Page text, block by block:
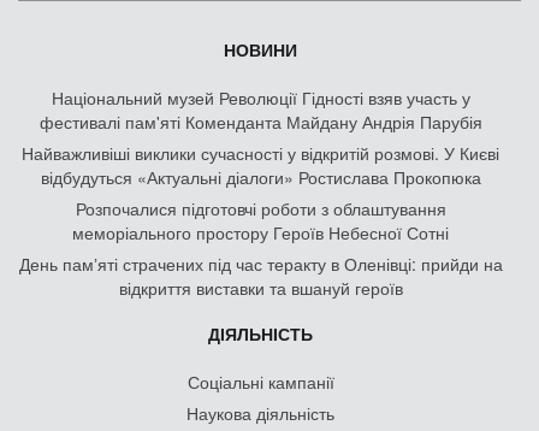
НОВИНИ
Національний музей Революції Гідності взяв участь у
фестивалі пам'яті Коменданта Майдану Андрія Парубія
Найважливіші виклики сучасності у відкритій розмові. У Києві
відбудуться «Актуальні діалоги» Ростислава Прокопюка
Розпочалися підготовчі роботи з облаштування
меморіального простору Героїв Небесної Сотні
День памʼяті страчених під час теракту в Оленівці: прийди на
відкриття виставки та вшануй героїв
ДІЯЛЬНІСТЬ
Соціальні кампанії
Наукова діяльність